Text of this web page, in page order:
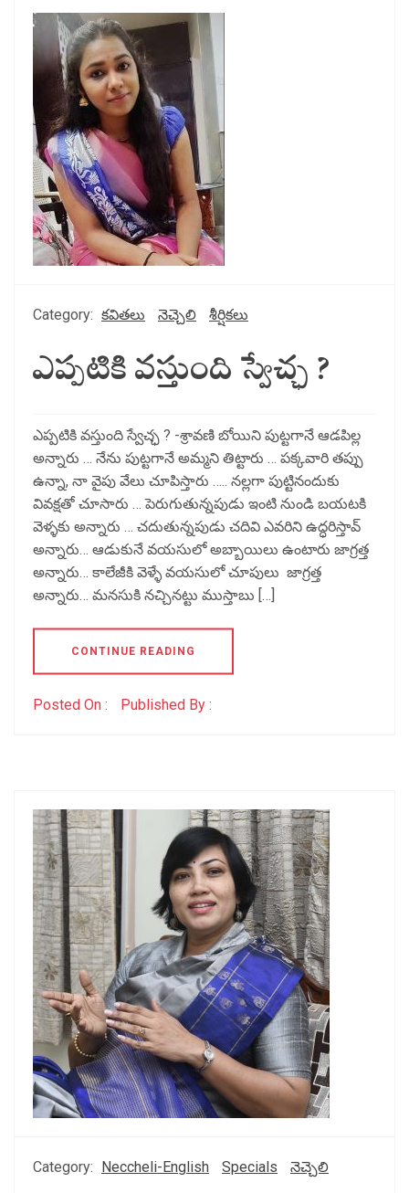
Category: కవితలు నెచ్చెలి శీర్షికలు
ఎప్పటికి వస్తుంది స్వేచ్ఛ ?
ఎప్పటికి వస్తుంది స్వేచ్ఛ ? -శ్రావణి బోయిని పుట్టగానే ఆడపిల్ల
అన్నారు … నేను పుట్టగానే అమ్మని తిట్టారు … పక్కవారి తప్పు
ఉన్నా, నా వైపు వేలు చూపిస్తారు ….. నల్లగా పుట్టినందుకు
వివక్షతో చూసారు … పెరుగుతున్నపుడు ఇంటి నుండి బయటకి
వెళ్ళకు అన్నారు … చదుతున్నపుడు చదివి ఎవరిని ఉద్ధరిస్తావ్
అన్నారు… ఆడుకునే వయసులో అబ్బాయిలు ఉంటారు జాగ్రత్త
అన్నారు… కాలేజీకి వెళ్ళే వయసులో చూపులు జాగ్రత్త
అన్నారు… మనసుకి నచ్చినట్టు ముస్తాబు […]
CONTINUE READING
Posted On : Published By :
Category: Neccheli-English Specials నెచ్చెలి